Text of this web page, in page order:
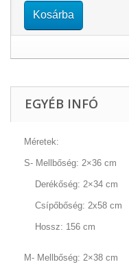
Kosárba
EGYÉB INFÓ
Méretek:
S- Mellbőség: 2×36 cm
Derékőség: 2×34 cm
Csípőbőség: 2x58 cm
Hossz: 156 cm
M- Mellbőség: 2×38 cm